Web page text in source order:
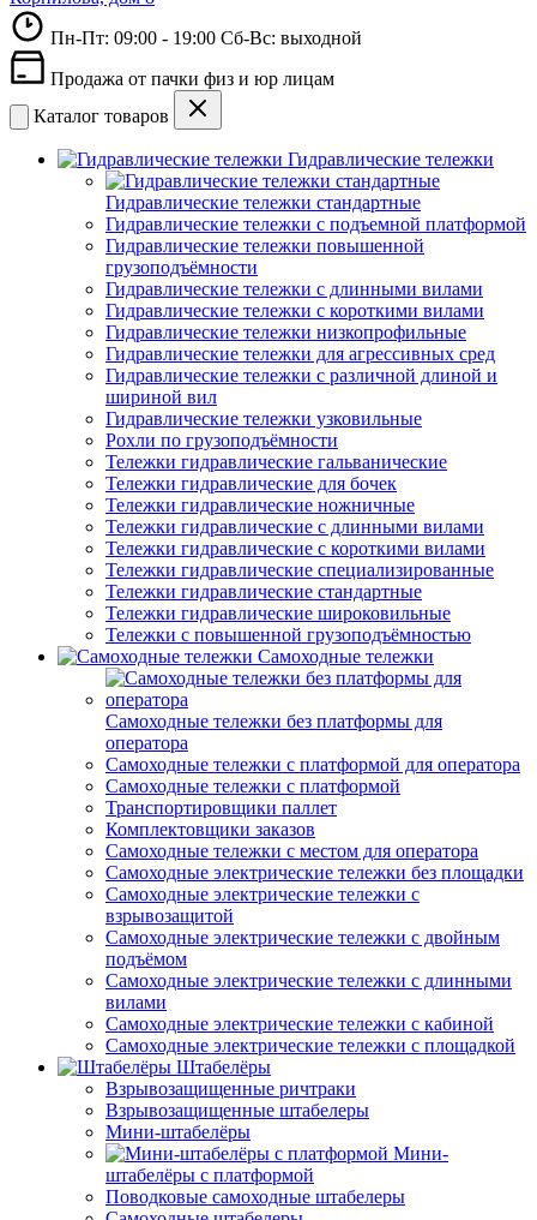
Пн-Пт: 09:00 - 19:00 Сб-Вс: выходной
Продажа от пачки физ и юр лицам
Каталог товаров
Гидравлические тележки
Гидравлические тележки стандартные
Гидравлические тележки с подъемной платформой
Гидравлические тележки повышенной
грузоподъёмности
Гидравлические тележки с длинными вилами
Гидравлические тележки с короткими вилами
Гидравлические тележки низкопрофильные
Гидравлические тележки для агрессивных сред
Гидравлические тележки с различной длиной и
шириной вил
Гидравлические тележки узковильные
Рохли по грузоподъёмности
Тележки гидравлические гальванические
Тележки гидравлические для бочек
Тележки гидравлические ножничные
Тележки гидравлические с длинными вилами
Тележки гидравлические с короткими вилами
Тележки гидравлические специализированные
Тележки гидравлические стандартные
Тележки гидравлические широковильные
Тележки с повышенной грузоподъёмностью
Самоходные тележки
Самоходные тележки без платформы для
оператора
Самоходные тележки с платформой для оператора
Самоходные тележки с платформой
Транспортировщики паллет
Комплектовщики заказов
Самоходные тележки с местом для оператора
Самоходные электрические тележки без площадки
Самоходные электрические тележки с
взрывозащитой
Самоходные электрические тележки с двойным
подъёмом
Самоходные электрические тележки с длинными
вилами
Самоходные электрические тележки с кабиной
Самоходные электрические тележки с площадкой
Штабелёры
Взрывозащищенные ричтраки
Взрывозащищенные штабелеры
Мини-штабелёры
Мини-
штабелёры с платформой
Поводковые самоходные штабелеры